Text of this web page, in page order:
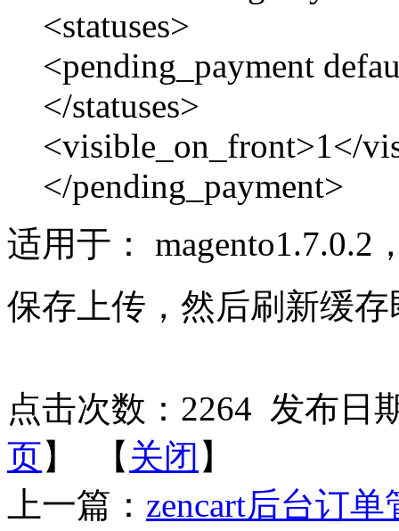
<statuses>
<pending_payment
</statuses>
<visible_on_front>1</
</pending_payment>
适用于： magento1.7.0.2
保存上传，然后刷新缓
点击次数： 2264 发布日
页】 【 关闭 】
上一篇： zencart后台订